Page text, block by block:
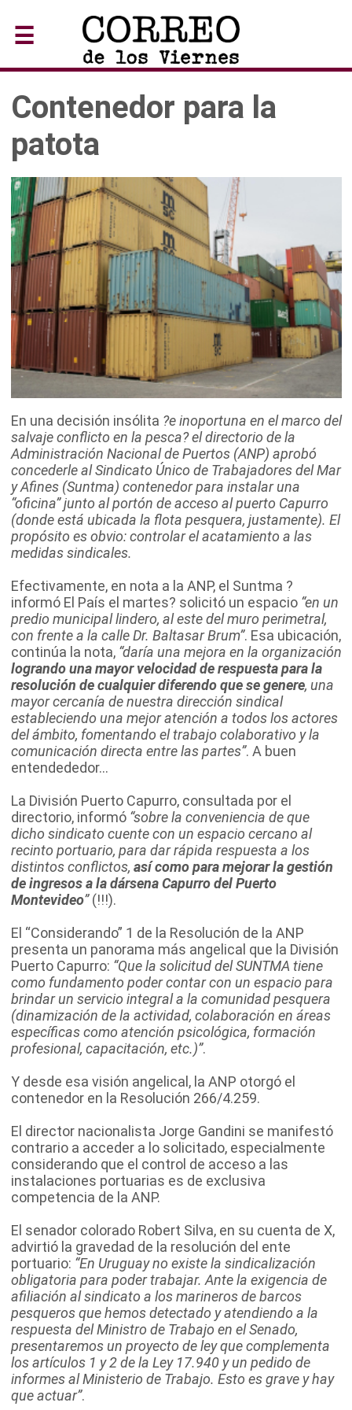
☰
Contenedor para la
patota
En una decisión insólita ?e inoportuna en el marco del
salvaje conflicto en la pesca?el directorio de la
Administración Nacional de Puertos (ANP) aprobó
concederle al Sindicato Único de Trabajadores del Mar
y Afines (Suntma) contenedor para instalar una
“oficina” junto al portón de acceso al puerto Capurro
(donde está ubicada la flota pesquera, justamente). El
propósito es obvio: controlar el acatamiento a las
medidas sindicales.
Efectivamente, en nota a la ANP, el Suntma ?
informó El País el martes? solicitó un espacio “en un
predio municipal lindero, al este del muro perimetral,
con frente a la calle Dr. Baltasar Brum”. Esa ubicación,
continúa la nota, “daría una mejora en la organización
logrando una mayor velocidad de respuesta para la
resolución de cualquier diferendo que se genere, una
mayor cercanía de nuestra dirección sindical
estableciendo una mejor atención a todos los actores
del ámbito, fomentando el trabajo colaborativo y la
comunicación directa entre las partes”. A buen
entendededor…
La División Puerto Capurro, consultada por el
directorio, informó “sobre la conveniencia de que
dicho sindicato cuente con un espacio cercano al
recinto portuario, para dar rápida respuesta a los
distintos conflictos, así como para mejorar la gestión
de ingresos a la dársena Capurro del Puerto
Montevideo”(!!!).
El “Considerando” 1 de la Resolución de la ANP
presenta un panorama más angelical que la División
Puerto Capurro: “Que la solicitud del SUNTMA tiene
como fundamento poder contar con un espacio para
brindar un servicio integral a la comunidad pesquera
(dinamización de la actividad, colaboración en áreas
específicas como atención psicológica, formación
profesional, capacitación, etc.)”.
Y desde esa visión angelical, la ANP otorgó el
contenedor en la Resolución 266/4.259.
El director nacionalista Jorge Gandini se manifestó
contrario a acceder a lo solicitado, especialmente
considerando que el control de acceso a las
instalaciones portuarias es de exclusiva
competencia de la ANP.
El senador colorado Robert Silva, en su cuenta de X,
advirtió la gravedad de la resolución del ente
portuario: “En Uruguay no existe la sindicalización
obligatoria para poder trabajar. Ante la exigencia de
afiliación al sindicato a los marineros de barcos
pesqueros que hemos detectado y atendiendo a la
respuesta del Ministro de Trabajo en el Senado,
presentaremos un proyecto de ley que complementa
los artículos 1 y 2 de la Ley 17.940 y un pedido de
informes al Ministerio de Trabajo. Esto es grave y hay
que actuar”.